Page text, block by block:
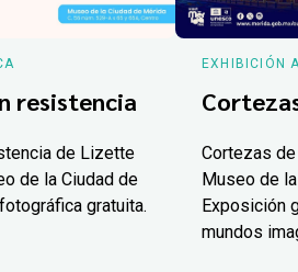
resistencia
de Lizette
de la Ciudad de
gratuita.
EXHIBICIÓN
Cortezas
Museo de
Exposición
mundos